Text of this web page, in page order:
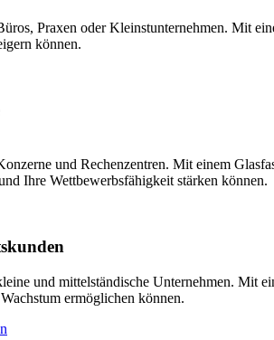
Praxen oder Kleinstunternehmen. Mit
können.
und Rechenzentren. Mit einem
Ihre Wettbewerbsfähigkeit stärken können.
und mittelständische Unternehmen. Mit
ermöglichen können.